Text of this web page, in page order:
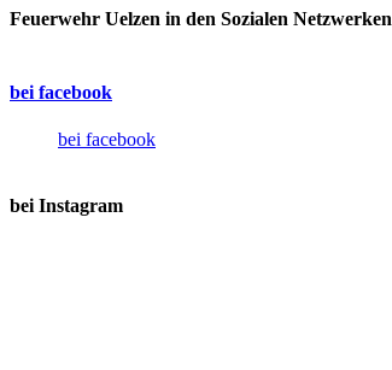
Feuerwehr Uelzen in den Sozialen Netzwerken
bei facebook
bei facebook
bei Instagram